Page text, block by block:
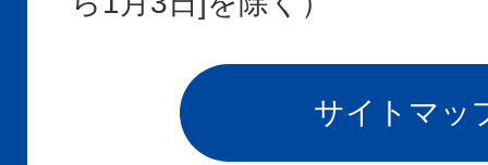
サイトマッ